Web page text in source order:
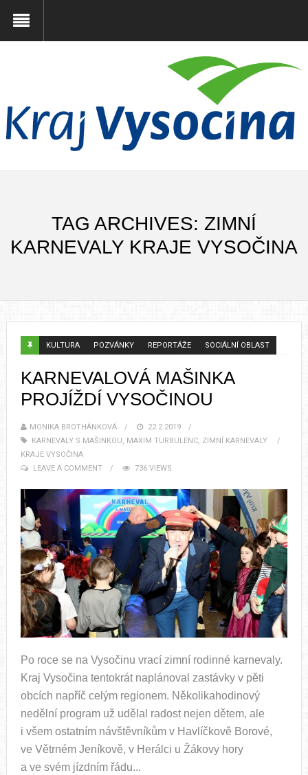
TAG ARCHIVES: ZIMNÍ
KARNEVALY KRAJE VYSOČINA
KULTURA POZVÁNKY REPORTÁŽE SOCIÁLNÍ OBLAST
KARNEVALOVÁ MAŠINKA
PROJÍŽDÍ VYSOČINOU
MONIKA BROTHÁNKOVÁ
22.2.2019
KARNEVALY S MAŠINKOU, MAXIM TURBULENC, ZIMNÍ KARNEVALY
KRAJE VYSOČINA
LEAVE A COMMENT
736 VIEWS
Po roce se na Vysočinu vrací zimní rodinné karnevaly.
Kraj Vysočina tentokrát naplánoval zastávky v pěti
obcích napříč celým regionem. Několikahodinový
nedělní program už udělal radost nejen dětem, ale
i všem ostatním návštěvníkům v Havlíčkově Borové,
ve Větrném Jeníkově, v Herálci u Žákovy hory
a ve svém jízdním řádu...